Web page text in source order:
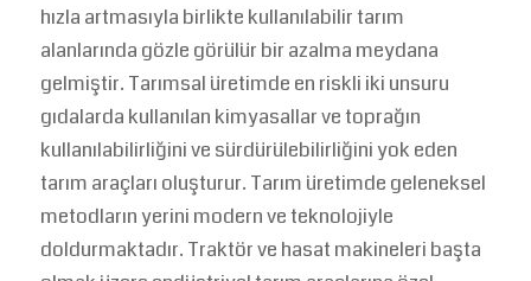
hızla artmasıyla birlikte kullanılabilir tarım
alanlarında gözle görülür bir azalma meydana
gelmiştir. Tarımsal üretimde en riskli iki unsuru
gıdalarda kullanılan kimyasallar ve toprağın
kullanılabilirliğini ve sürdürülebilirliğini yok eden
tarım araçları oluşturur. Tarım üretimde geleneksel
metodların yerini modern ve teknolojiyle
doldurmaktadır. Traktör ve hasat makineleri başta